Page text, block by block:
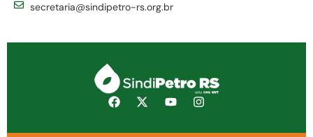
secretaria@sindipetro-rs.org.br